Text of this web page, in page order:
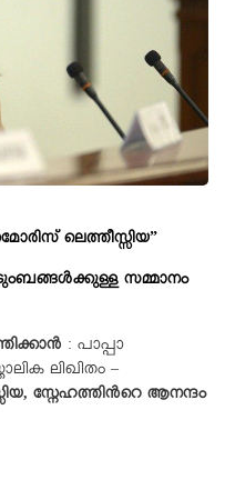
ലെത്തീസ്സിയ”
സമ്മാനം
: പാപ്പാ
ലിഖിതം –
സ്നേഹത്തിന്‍റെ ആനന്ദം